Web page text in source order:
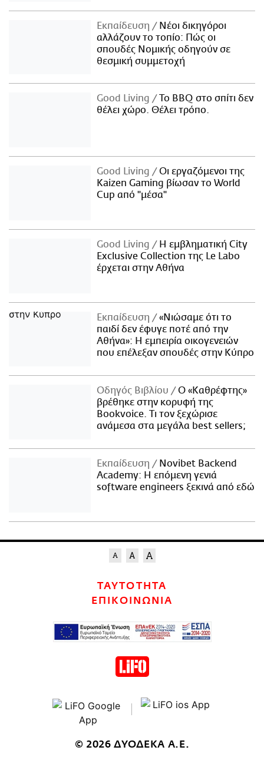
Εκπαίδευση
Νέοι δικηγόροι
αλλάζουν το τοπίο: Πώς οι
σπουδές Νομικής οδηγούν σε
θεσμική συμμετοχή
Good Living
Το BBQ στο σπίτι δεν
θέλει χώρο. Θέλει τρόπο.
Good Living
Οι εργαζόμενοι της
Kaizen Gaming βίωσαν το World
Cup από "μέσα"
Good Living
Η εμβληματική City
Exclusive Collection της Le Labo
έρχεται στην Αθήνα
Εκπαίδευση
«Νιώσαμε ότι το
παιδί δεν έφυγε ποτέ από την
Αθήνα»: Η εμπειρία οικογενειών
που επέλεξαν σπουδές στην Κύπρο
Οδηγός Βιβλίου
Ο «Καθρέφτης»
βρέθηκε στην κορυφή της
Bookvoice. Τι τον ξεχώρισε
ανάμεσα στα μεγάλα best sellers;
Εκπαίδευση
Novibet Backend
Academy: Η επόμενη γενιά
software engineers ξεκινά από εδώ
ΤΑΥΤΟΤΗΤΑ
ΕΠΙΚΟΙΝΩΝΙΑ
© 2026 ΔΥΟΔΕΚΑ Α.Ε.